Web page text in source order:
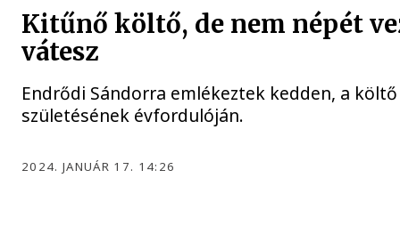
Kitűnő költő, de nem népét
vátesz
Endrődi Sándorra emlékeztek kedden, a költő
születésének évfordulóján.
2024. JANUÁR 17. 14:26